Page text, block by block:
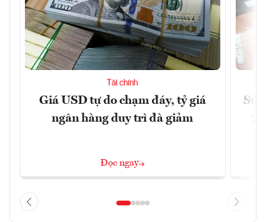
Tài chính
Giá USD tự do chạm đáy, tỷ giá
ngân hàng duy trì đà giảm
Đọc ngay